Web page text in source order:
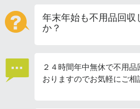
年末年始も不用品回収
か？
２４時間年中無休で不用
おりますのでお気軽にご相